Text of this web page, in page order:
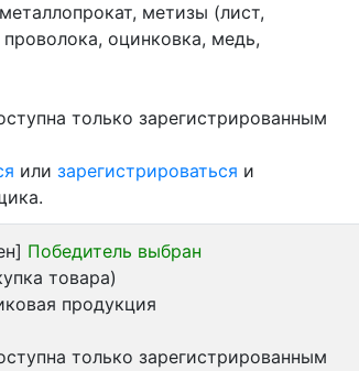
метизы (лист,
оцинковка, медь,
только зарегистрированным
или зарегистрироваться и
Победитель выбран
товара)
продукция
только зарегистрированным